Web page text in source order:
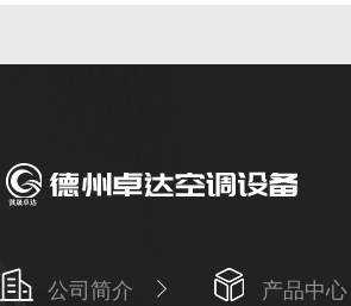
公司简介 产品中心